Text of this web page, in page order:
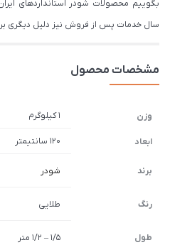
سال خدمات پس از فروش نیز دلیل دیگری
مشخصات محصول
وزن 1 کیلوگرم
ابعاد 120 سانتیمتر
برند شودر
رنگ طلایی
طول 1/5 – 1/2 متر